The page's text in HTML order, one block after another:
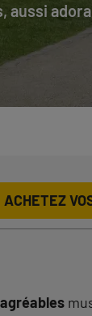
aussi
ACHETEZ
agréables